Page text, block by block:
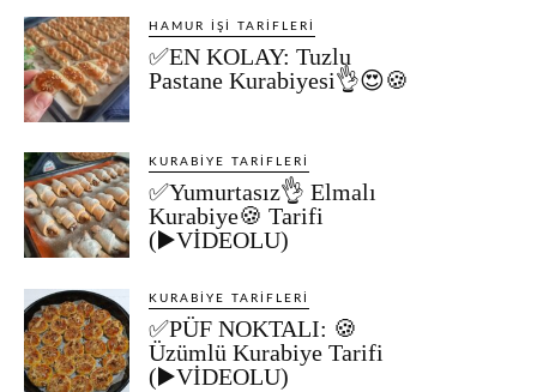
HAMUR İŞI TARIFLERI
✅EN KOLAY: Tuzlu
Pastane Kurabiyesi👌😍🍪
KURABIYE TARIFLERI
✅Yumurtasız👌 Elmalı
Kurabiye🍪 Tarifi
(▶️VİDEOLU)
KURABIYE TARIFLERI
✅PÜF NOKTALI: 🍪
Üzümlü Kurabiye Tarifi
(▶️VİDEOLU)